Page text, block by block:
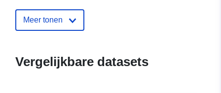
Meer tonen
Vergelijkbare datasets